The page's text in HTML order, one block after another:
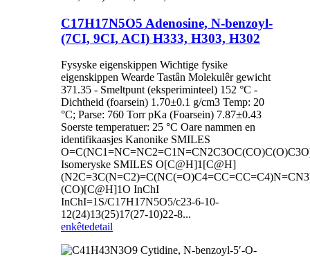
C17H17N5O5 Adenosine, N-benzoyl-
(7CI, 9CI, ACI) H333, H303, H302
Fysyske eigenskippen Wichtige fysike
eigenskippen Wearde Tastân Molekulêr gewicht
371.35 - Smeltpunt (eksperiminteel) 152 °C -
Dichtheid (foarsein) 1.70±0.1 g/cm3 Temp: 20
°C; Parse: 760 Torr pKa (Foarsein) 7.87±0.43
Soerste temperatuer: 25 °C Oare nammen en
identifikaasjes Kanonike SMILES
Isomeryske SMILES O[C@H]1[C@H]
(CO)[C@H]1O InChI
InChI=1S/C17H17N5O5/c23-6-10-
12(24)13(25)17(27-10)22-8...
enkêtedetail